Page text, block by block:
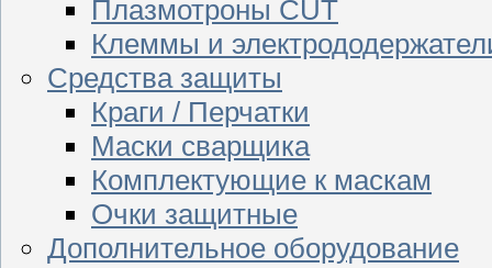
Плазмотроны CUT
Клеммы и
Средства защиты
Краги / Перчатки
Маски сварщика
Комплектующие к маскам
Очки защитные
Дополнительное оборудование